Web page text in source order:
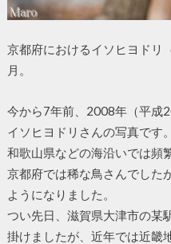
京都府におけるイソヒヨドリ
月。
今から7年前、2008年（平成
イソヒヨドリさんの写真です。
和歌山県などの海沿いでは頻
京都府では稀な鳥さんでした
ようになりました。
つい先日、滋賀県大津市の某
掛けましたが、近年では近畿